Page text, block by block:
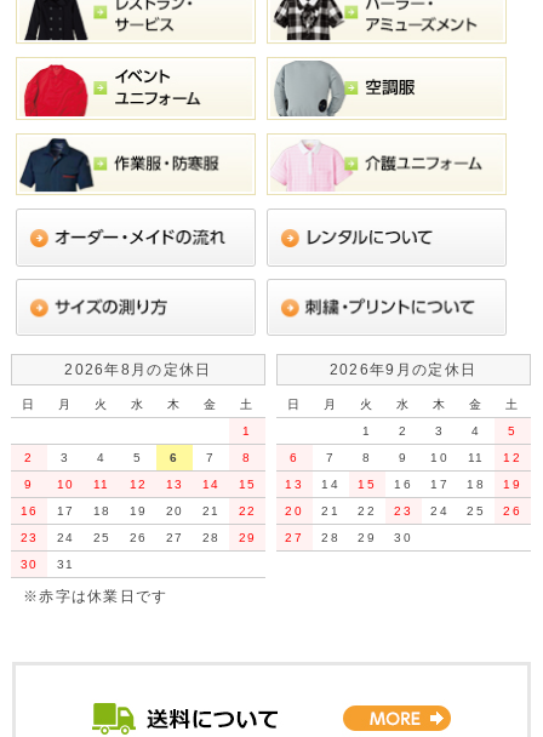
2026年8月の定休日
日 月 火 水 木 金
土
1
2
3 4 5 6 7
8
9
10 11 12 13 14
15
16
17 18 19 20 21
22
23
24 25 26 27 28
29
30
31
2026年9月の定休日
日 月 火 水 木 金
土
1
2 3 4
5
6
7 8 9 10 11
12
13
14 15 16 17 18
19
20
21 22 23 24 25
26
27
28 29 30
※赤字は休業日です